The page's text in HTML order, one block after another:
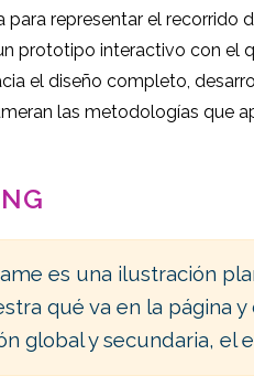
representar el recorrido
prototipo interactivo con el
el diseño completo,
las metodologías que
es una ilustración
qué va en la página
global y secundaria, el